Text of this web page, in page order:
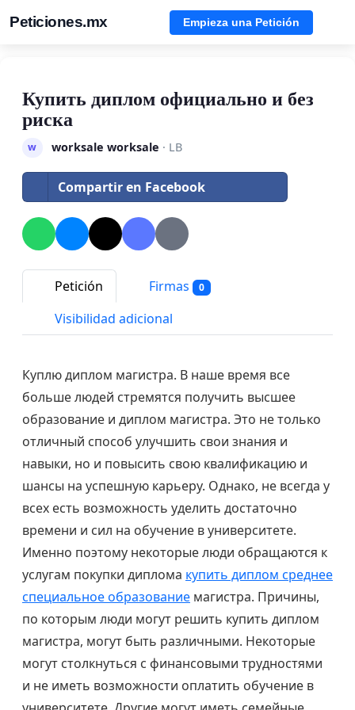
Peticiones.mx Empieza una Petición
Купить диплом официально и без
риска
w worksale worksale · LB
Compartir en Facebook
Petición Firmas 0
Visibilidad adicional
Куплю диплом магистра. В наше время все
больше людей стремятся получить высшее
образование и диплом магистра. Это не только
отличный способ улучшить свои знания и
навыки, но и повысить свою квалификацию и
шансы на успешную карьеру. Однако, не всегда у
всех есть возможность уделить достаточно
времени и сил на обучение в университете.
Именно поэтому некоторые люди обращаются к
услугам покупки диплома купить диплом среднее
специальное образование магистра. Причины,
по которым люди могут решить купить диплом
магистра, могут быть различными. Некоторые
могут столкнуться с финансовыми трудностями
и не иметь возможности оплатить обучение в